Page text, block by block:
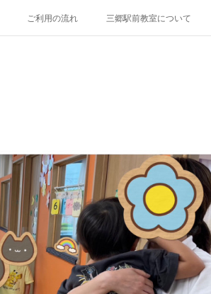
ご利用の流れ 三郷駅前教室について